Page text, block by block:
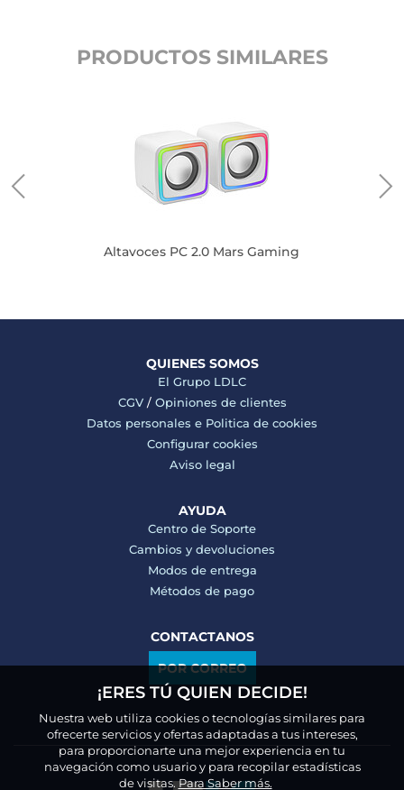
PRODUCTOS SIMILARES
Altavoces PC 2.0 Mars Gaming
QUIENES SOMOS
El Grupo LDLC
CGV/ Opiniones de clientes
Datos personales e Politica de cookies
Configurar cookies
Aviso legal
AYUDA
Centro de Soporte
Cambios y devoluciones
Modos de entrega
Métodos de pago
CONTACTANOS
POR CORREO
¡ERES TÚ QUIEN DECIDE!
Nuestra web utiliza cookies o tecnologías similares para
ofrecerte servicios y ofertas adaptadas a tus intereses,
para proporcionarte una mejor experiencia en tu
navegación como usuario y para recopilar estadísticas
de visitas.Para Saber más.